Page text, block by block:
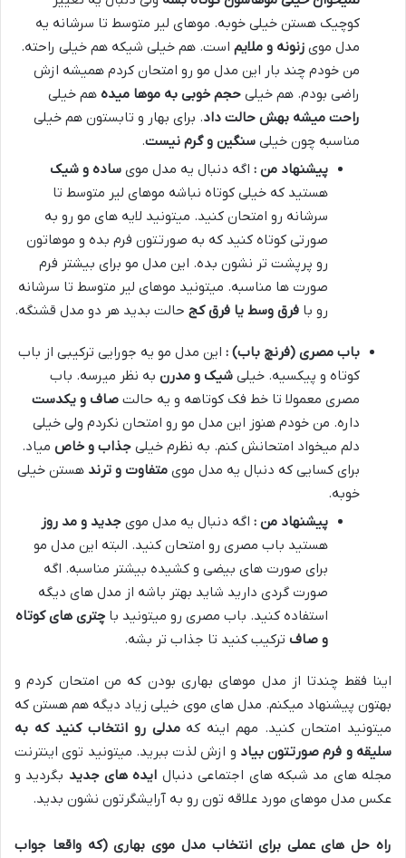
کوچیک هستن خیلی خوبه. موهای لیر متوسط تا سرشانه یه
مدل موی زنونه و ملایم است. هم خیلی شیکه هم خیلی راحته.
من خودم چند بار این مدل مو رو امتحان کردم همیشه ازش
راضی بودم. هم خیلی حجم خوبی به موها میده هم خیلی
راحت میشه بهش حالت داد. برای بهار و تابستون هم خیلی
مناسبه چون خیلی سنگین و گرم نیست.
پیشنهاد من : اگه دنبال یه مدل موی ساده و شیک
هستید که خیلی کوتاه نباشه موهای لیر متوسط تا
سرشانه رو امتحان کنید. میتونید لایه های مو رو به
صورتی کوتاه کنید که به صورتتون فرم بده و موهاتون
رو پرپشت تر نشون بده. این مدل مو برای بیشتر فرم
صورت ها مناسبه. میتونید موهای لیر متوسط تا سرشانه
رو با فرق وسط یا فرق کج حالت بدید هر دو مدل قشنگه.
باب مصری (فرنچ باب) : این مدل مو یه جورایی ترکیبی از باب
کوتاه و پیکسیه. خیلی شیک و مدرن به نظر میرسه. باب
مصری معمولا تا خط فک کوتاهه و یه حالت صاف و یکدست
داره. من خودم هنوز این مدل مو رو امتحان نکردم ولی خیلی
دلم میخواد امتحانش کنم. به نظرم خیلی جذاب و خاص میاد.
برای کسایی که دنبال یه مدل موی متفاوت و ترند هستن خیلی
خوبه.
پیشنهاد من : اگه دنبال یه مدل موی جدید و مد روز
هستید باب مصری رو امتحان کنید. البته این مدل مو
برای صورت های بیضی و کشیده بیشتر مناسبه. اگه
صورت گردی دارید شاید بهتر باشه از مدل های دیگه
استفاده کنید. باب مصری رو میتونید با چتری های کوتاه
و صاف ترکیب کنید تا جذاب تر بشه.
اینا فقط چندتا از مدل موهای بهاری بودن که من امتحان کردم و
بهتون پیشنهاد میکنم. مدل های موی خیلی زیاد دیگه هم هستن که
میتونید امتحان کنید. مهم اینه کهمدلی رو انتخاب کنید که به
سلیقه و فرم صورتتون بیاد و ازش لذت ببرید. میتونید توی اینترنت
مجله های مد شبکه های اجتماعی دنبال ایده های جدید بگردید و
عکس مدل موهای مورد علاقه تون رو به آرایشگرتون نشون بدید.
راه حل های عملی برای انتخاب مدل موی بهاری (که واقعا جواب